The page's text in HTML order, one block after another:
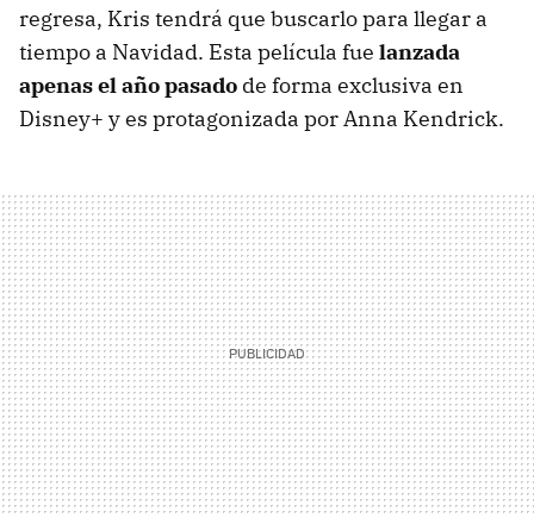
regresa, Kris tendrá que buscarlo para llegar a
tiempo a Navidad. Esta película fue lanzada
apenas el año pasado de forma exclusiva en
Disney+ y es protagonizada por Anna Kendrick.